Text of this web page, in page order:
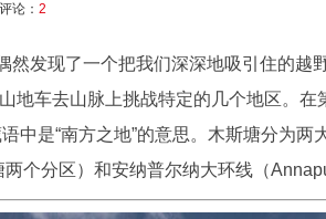
评论： 2
发现了一个把我们深深地吸引住的
地车去山脉上挑战特定的几个地区。
中是“南方之地”的意思。木斯塘分为
个分区）和安纳普尔纳大环线（